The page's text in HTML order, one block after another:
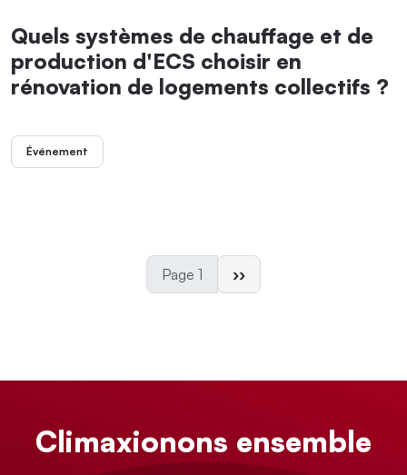
Quels systèmes de chauffage et de
production d'ECS choisir en
rénovation de logements collectifs ?
Événement
Page 1 Page suivante
››
Climaxionons ensemble